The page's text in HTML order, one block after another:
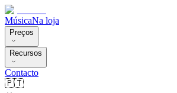
MúsicaNa loja
Preços
Recursos
Contacto
🇵🇹